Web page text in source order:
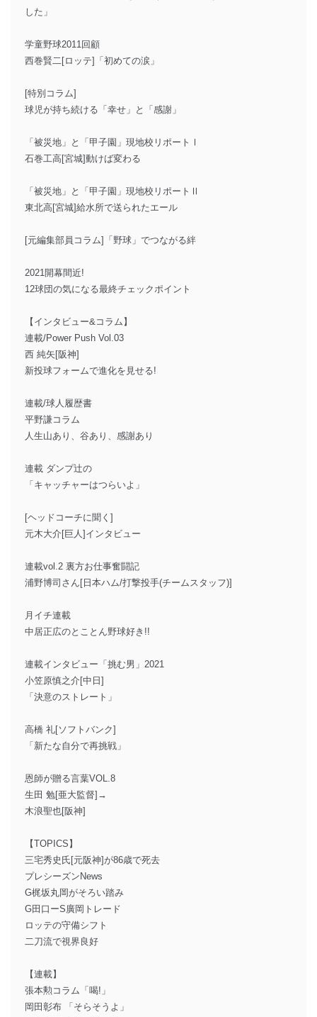
した」
学童野球2011回顧
西巻賢二[ロッテ]「初めての涙」
[特別コラム]
球児が持ち続ける「幸せ」と「感謝」
「被災地」と「甲子園」現地校リポートⅠ
石巻工高[宮城]動けば変わる
「被災地」と「甲子園」現地校リポートⅡ
東北高[宮城]給水所で送られたエール
[元編集部員コラム]「野球」でつながる絆
2021開幕間近!
12球団の気になる最終チェックポイント
【インタビュー&コラム】
連載/Power Push Vol.03
西 純矢[阪神]
新投球フォームで進化を見せる!
連載/球人履歴書
平野謙コラム
人生山あり、谷あり、感謝あり
連載 ダンプ辻の
「キャッチャーはつらいよ」
[ヘッドコーチに聞く]
元木大介[巨人]インタビュー
連載vol.2 裏方お仕事奮闘記
浦野博司さん[日本ハム/打撃投手(チームスタッフ)]
月イチ連載
中居正広のとことん野球好き!!
連載インタビュー「挑む男」2021
小笠原慎之介[中日]
「決意のストレート」
高橋 礼[ソフトバンク]
「新たな自分で再挑戦」
恩師が贈る言葉VOL.8
生田 勉[亜大監督]→
木浪聖也[阪神]
【TOPICS】
三宅秀史氏[元阪神]が86歳で死去
プレシーズンNews
G梶坂丸岡がそろい踏み
G田口ーS廣岡トレード
ロッテの守備シフト
二刀流で視界良好
【連載】
張本勲コラム「喝!」
岡田彰布 「そらそうよ」